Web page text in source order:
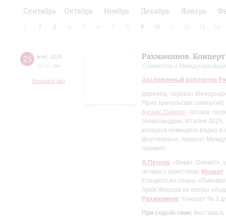
Сентябрь Октябрь Ноябрь Декабрь Январь
2 3 4 5 6 7 8 9 10 12 13 14
25 мая 2026
20:00 пн
Большой зал
Рахманинов.
Совместно с
Заслуженный коллектив
дирижёр, лауреат
Приз зрительских
Аусиас Парехо - гитара,
(Алессандрия, Италия
конкурса немецкого радио
фортепиано, лауреат
премия)
А.Петров: «Виват, Олимп!»,
гитары с оркестром; Моцарт
Елецкого из оперы
Ария Жерара из оперы
Рахманинов: Концерт № 3
При содействии: